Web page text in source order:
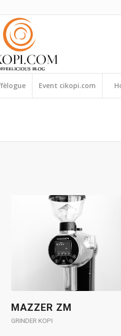
Event cikopi.com
MAZZER ZM
GRINDER KOPI